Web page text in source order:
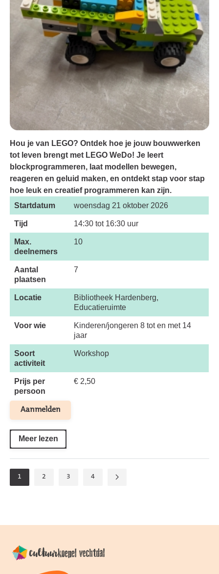
Hou je van LEGO? Ontdek hoe je jouw bouwwerken
tot leven brengt met LEGO WeDo! Je leert
blockprogrammeren, laat modellen bewegen,
reageren en geluid maken, en ontdekt stap voor stap
hoe leuk en creatief programmeren kan zijn.
Startdatum
woensdag 21 oktober 2026
Tijd 14:30 tot 16:30 uur
Max.
deelnemers
10
Aantal
plaatsen
7
Locatie
Bibliotheek Hardenberg,
Educatieruimte
Voor wie
Kinderen/jongeren 8 tot en met 14
jaar
Soort
activiteit
Workshop
Prijs per
persoon
€ 2,50
Aanmelden
Meer lezen
1 2 3 4